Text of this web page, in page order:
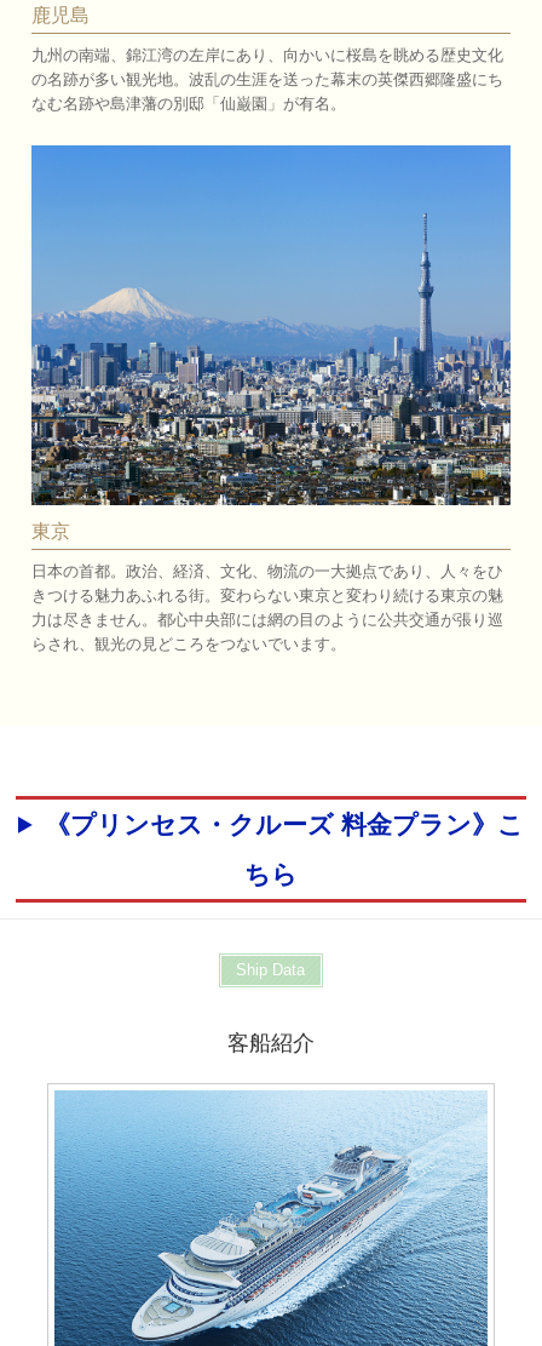
鹿児島
九州の南端、錦江湾の左岸にあり、向かいに桜島を眺める歴史文化
の名跡が多い観光地。波乱の生涯を送った幕末の英傑西郷隆盛にち
なむ名跡や島津藩の別邸「仙巌園」が有名。
東京
日本の首都。政治、経済、文化、物流の一大拠点であり、人々をひ
きつける魅力あふれる街。変わらない東京と変わり続ける東京の魅
力は尽きません。都心中央部には網の目のように公共交通が張り巡
らされ、観光の見どころをつないでいます。
《プリンセス・クルーズ 料金プラン》こ
ちら
Ship Data
客船紹介